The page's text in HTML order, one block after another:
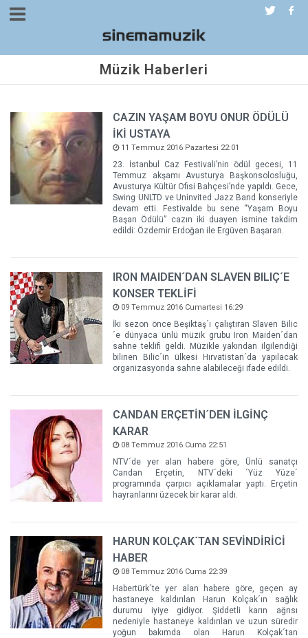
Müzik Haberleri
CAZIN YAŞAM BOYU ONUR ÖDÜLÜ
İKİ USTAYA
11 Temmuz 2016 Pazartesi 22:01
23. İstanbul Caz Festivali’nin ödül gecesi, 11
Temmuz akşamı Avusturya Başkonsolosluğu,
Avusturya Kültür Ofisi Bahçesi’nde yapıldı. Gece,
Swing UNLTD ve Uninvited Jazz Band konseriyle
devam etti. Festivalde bu sene “Yaşam Boyu
Başarı Ödülü” cazın iki duayen ismine takdim
edildi: Özdemir Erdoğan ile Ergüven Başaran.
IRON MAIDEN´DAN SLAVEN BILIÇ´E
KONSER TEKLİFİ
09 Temmuz 2016 Cumartesi 16:29
İki sezon önce Beşiktaş´ı çalıştıran Slaven Bilic
´e dünyaca ünlü müzik grubu Iron Maiden´dan
sahne teklifi geldi. Müzikle yakından ilgilendiği
bilinen Bilic´in ülkesi Hırvatistan´da yapılacak
organizasyonda sahne alabileceği ifade edildi.
CANDAN ERÇETİN´DEN İLGİNÇ
KARAR
08 Temmuz 2016 Cuma 22:51
NTV´de yer alan habere göre, Ünlü sanatçı
Candan Erçetin, NTV´deki ´Yüz Yüze´
programında çarpıcı açıklamalar yaptı. Erçetin
hayranlarını üzecek bir karar aldı.
HARUN KOLÇAK´TAN SEVİNDİRİCİ
HABER
08 Temmuz 2016 Cuma 22:39
Habertürk´te yer alan habere göre, geçen ay
hastaneye kaldırılan Harun Kolçak´ın sağlık
durumu iyiye gidiyor. Şiddetli karın ağrısı
nedeniyle hastaneye kaldırılan ve uzun süredir
yoğun bakımda olan Harun Kolçak´tan